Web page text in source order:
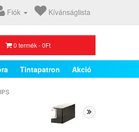
Fiók Kívánságlista
0 termék - 0Ft
Tintapatron Akció